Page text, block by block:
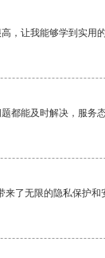
，让我能够学到实用的
都能及时解决，服务态
了无限的隐私保护和